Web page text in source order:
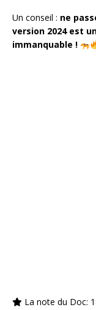
Un conseil : ne
version 2024 est
immanquable !
La note du Doc: